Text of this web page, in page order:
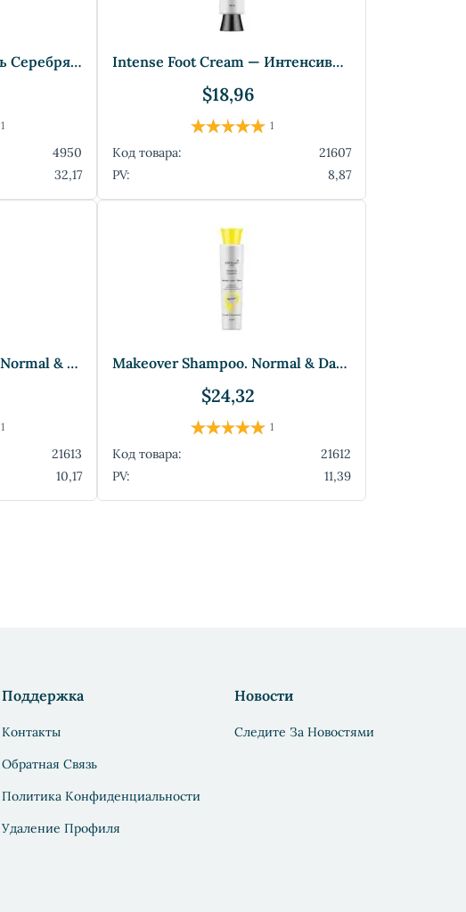
Gel Silver Shield — Гель Серебряный Щит
1
4950
32,17
Intense Foot Cream — Интенсивный крем дл
$18,96
1
Код товара:
21607
PV:
8,87
Makeover Conditioner. Normal & Damaged H
1
21613
10,17
Makeover Shampoo. Normal & Damaged Hair
$24,32
1
Код товара:
21612
PV:
11,39
Поддержка
Контакты
Обратная Связь
Политика Конфиденциальности
Удаление Профиля
Новости
Следите За Новостями